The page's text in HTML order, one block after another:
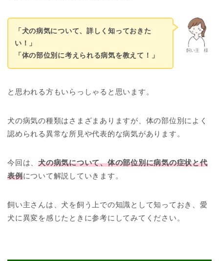
飼い主 様
「犬の病気について、詳しく知っておきた
い！」
「体の部位別に考えられる病気を教えて！」
と思われる方もいらっしゃると思います。
犬の病気の種類はさまざまありますが、体の部位別によく
認められる異常な所見や代表的な病気があります。
今回は、犬の病気について、体の部位別に病気の症状と代
表例について解説していきます。
飼い主さんは、犬を飼う上での知識として知っておき、愛
犬に異変を感じたときに参考にしてみてください。